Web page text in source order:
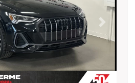
Next